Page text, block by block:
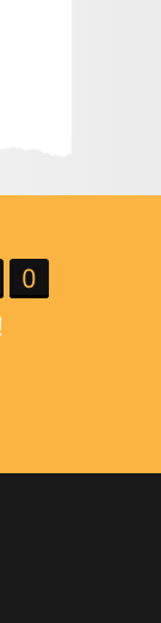
0